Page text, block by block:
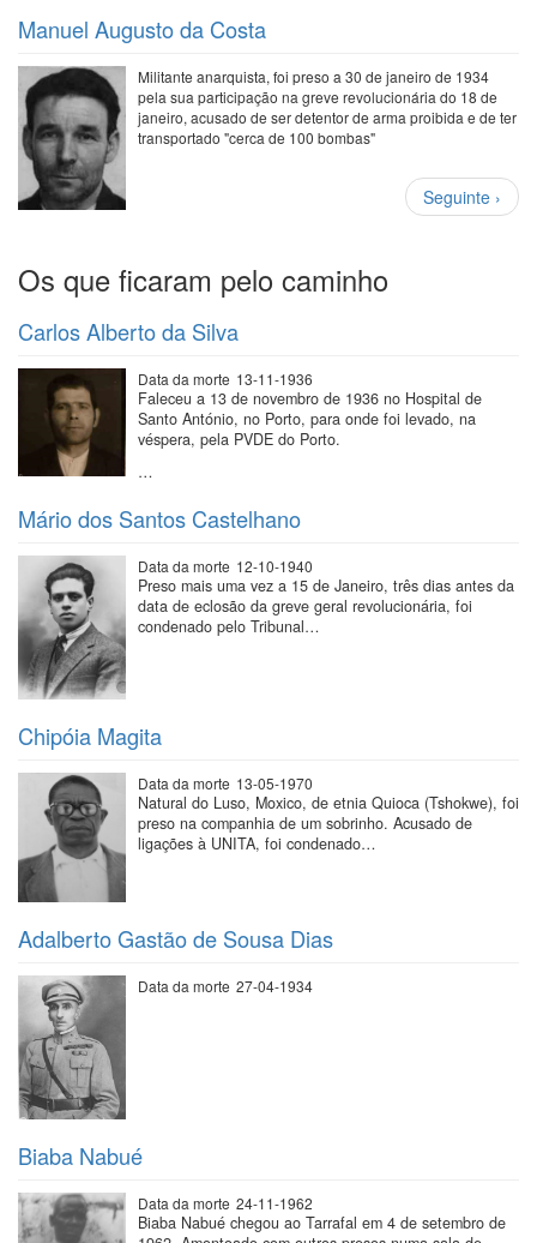
Manuel Augusto da Costa
Militante anarquista, foi preso a 30 de janeiro de 1934
pela sua participação na greve revolucionária do 18 de
janeiro, acusado de ser detentor de arma proibida e de ter
transportado "cerca de 100 bombas"
Paginação
Próxima
página
Seguinte ›
Os que ficaram pelo caminho
Carlos Alberto da Silva
Data da morte 13-11-1936
Faleceu a 13 de novembro de 1936 no Hospital de
Santo António, no Porto, para onde foi levado, na
véspera, pela PVDE do Porto.
…
Mário dos Santos Castelhano
Data da morte 12-10-1940
Preso mais uma vez a 15 de Janeiro, três dias antes da
data de eclosão da greve geral revolucionária, foi
condenado pelo Tribunal…
Chipóia Magita
Data da morte 13-05-1970
Natural do Luso, Moxico, de etnia Quioca (Tshokwe), foi
preso na companhia de um sobrinho. Acusado de
ligações à UNITA, foi condenado…
Adalberto Gastão de Sousa Dias
Data da morte 27-04-1934
Biaba Nabué
Data da morte 24-11-1962
Biaba Nabué chegou ao Tarrafal em 4 de setembro de